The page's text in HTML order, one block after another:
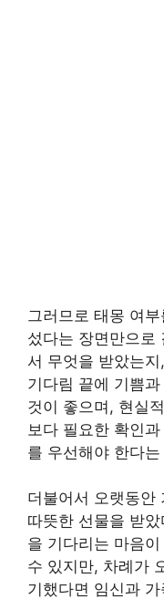
그러므로 태몽 여
섰다는 장면만으로
서 무엇을 받았는
기다림 끝에 기쁨
것이 좋으며, 현실
보다 필요한 확인
를 우선해야 한다
더불어서 오랫동안
따뜻한 선물을 받
을 기다리는 마음
수 있지만, 차례가
기했다면 임신과